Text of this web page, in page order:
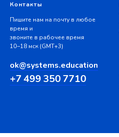
Контакты
Пишите нам на почту в любое
время и
звоните в рабочее время
10−18 мск (GMT+3)
ok@systems.education
+7 499 350 7710